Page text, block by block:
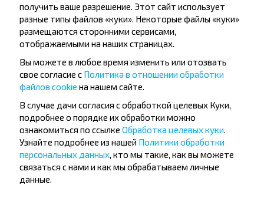
Подписаться
Популярные автобусные
направления
Орша - Могилёв
Минск - Несвиж
Минск - Могилёв
Минск - Пинск
Минск - Брест
Минск - Барановичи
Гомель - Минск
Брест - Тересполь
Брест - Беловежская Пуща
получить ваше разрешение. Этот сайт использует
разные типы файлов «куки». Некоторые файлы «куки»
размещаются сторонними сервисами,
отображаемыми на наших страницах.
Вы можете в любое время изменить или отозвать
свое согласие с Политика в отношении обработки
файлов cookie на нашем сайте.
В случае дачи согласия с обработкой целевых Куки,
подробнее о порядке их обработки можно
ознакомиться по ссылке Обработка целевых куки.
Узнайте подробнее из нашей Политики обработки
персональных данных, кто мы такие, как вы можете
связаться с нами и как мы обрабатываем личные
данные.